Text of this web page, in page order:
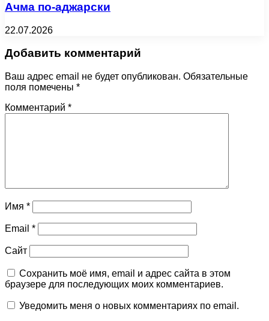
Ачма по-аджарски
22.07.2026
Добавить комментарий
Ваш адрес email не будет опубликован. Обязательные
поля помечены *
Комментарий *
Имя *
Email *
Сайт
Сохранить моё имя, email и адрес сайта в этом
браузере для последующих моих комментариев.
Уведомить меня о новых комментариях по email.